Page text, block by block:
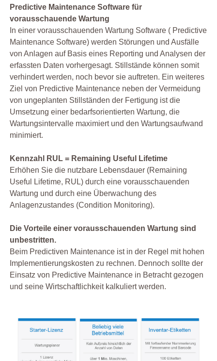
Predictive Maintenance Software für
vorausschauende Wartung
In einer vorausschauenden Wartung Software ( Predictive
Maintenance Software) werden Störungen und Ausfälle
von Anlagen auf Basis eines Reporting und Analysen der
erfassten Daten vorhergesagt. Stillstände können somit
verhindert werden, noch bevor sie auftreten. Ein weiteres
Ziel von Predictive Maintenance neben der Vermeidung
von ungeplanten Stillständen der Fertigung ist die
Umsetzung einer bedarfsorientierten Wartung, die
Wartungsintervalle maximiert und den Wartungsaufwand
minimiert.
Kennzahl RUL = Remaining Useful Lifetime
Erhöhen Sie die nutzbare Lebensdauer (Remaining
Useful Lifetime, RUL) durch eine vorausschauenden
Wartung und durch eine Überwachung des
Anlagenzustandes (Condition Monitoring).
Die Vorteile einer vorausschauenden Wartung sind
unbestritten.
Beim Predictiven Maintenance ist in der Regel mit hohen
Implementierungskosten zu rechnen. Dennoch sollte der
Einsatz von Predictive Maintenance in Betracht gezogen
und seine Wirtschaftlichkeit kalkuliert werden.